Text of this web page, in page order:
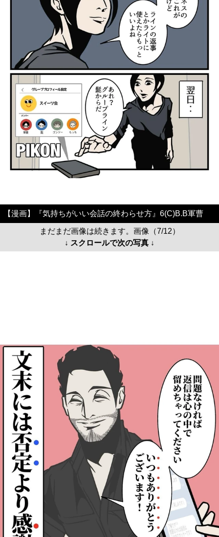
【漫画】『気持ちがいい会話の終わらせ方』6(C)B.B軍曹
まだまだ画像は続きます。画像（7/12）
↓ スクロールで次の写真 ↓